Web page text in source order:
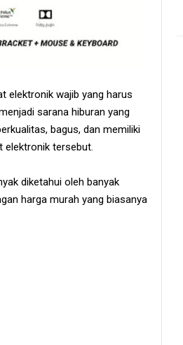
elektronik wajib yang harus
sarana hiburan yang
bagus, dan memiliki
elektronik tersebut.
diketahui oleh banyak
harga murah yang biasanya